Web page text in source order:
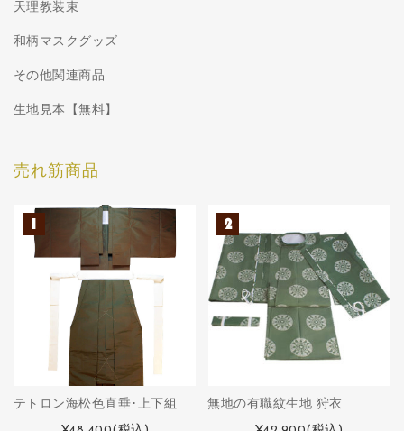
天理教装束
和柄マスクグッズ
その他関連商品
生地見本【無料】
売れ筋商品
テトロン海松色直垂･上下組
無地の有職紋生地 狩衣